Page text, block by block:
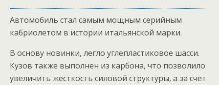
Автомобиль стал самым мощным серийным
кабриолетом в истории итальянской марки.
В основу новинки, легло углепластиковое шасси.
Кузов также выполнен из карбона, что позволило
увеличить жесткость силовой структуры, а за счет